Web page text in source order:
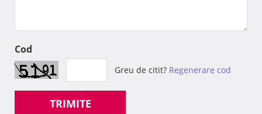
Cod
Greu de citit? Regenerare cod
TRIMITE